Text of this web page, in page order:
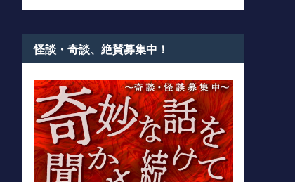
怪談・奇談、絶賛募集中！